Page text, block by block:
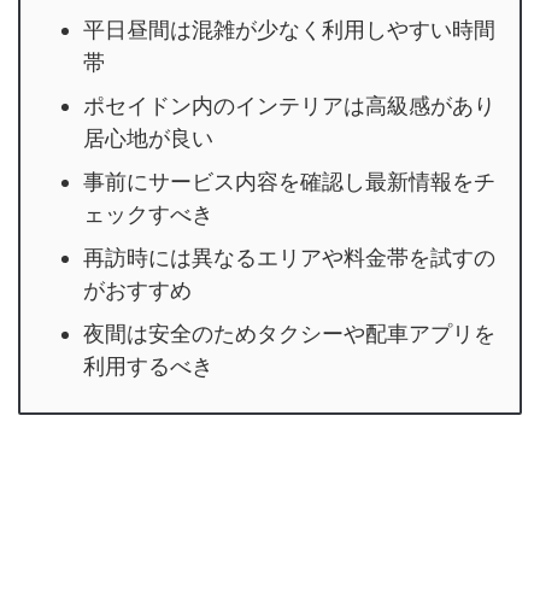
平日昼間は混雑が少なく利用しやすい時間
帯
ポセイドン内のインテリアは高級感があり
居心地が良い
事前にサービス内容を確認し最新情報をチ
ェックすべき
再訪時には異なるエリアや料金帯を試すの
がおすすめ
夜間は安全のためタクシーや配車アプリを
利用するべき